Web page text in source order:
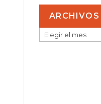
ARCHIVOS
ARCHIVOS